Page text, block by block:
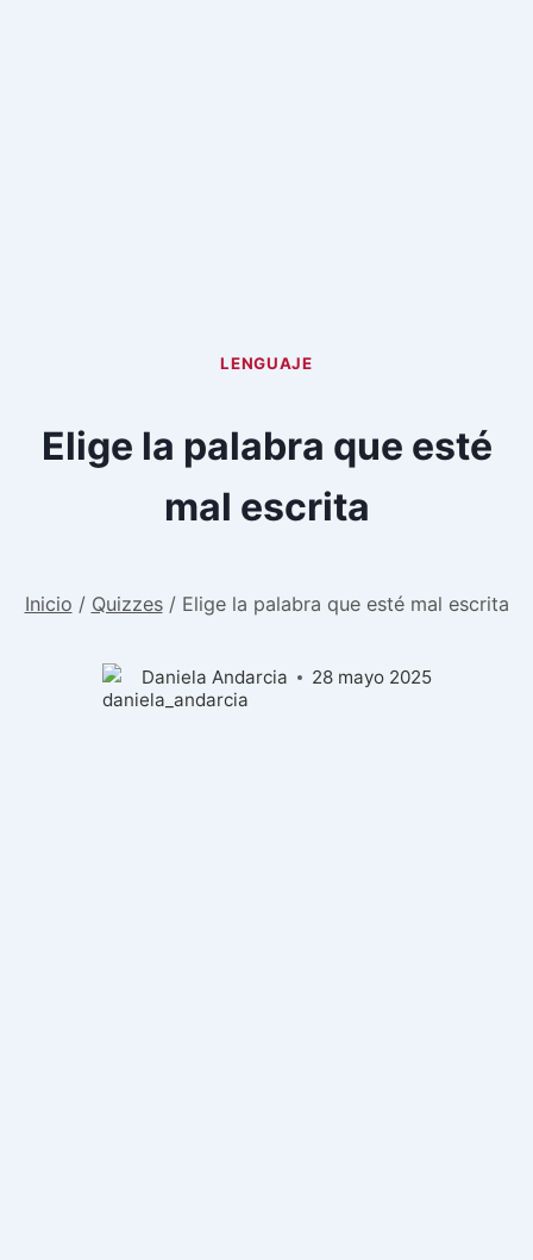
LENGUAJE
Elige la palabra que esté
mal escrita
Inicio / Quizzes / Elige la palabra que esté mal escrita
Daniela Andarcia 28 mayo 2025